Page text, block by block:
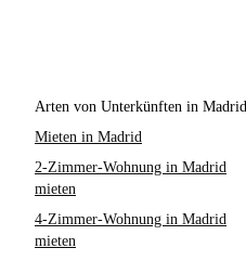
Arten von Unterkünften in Madrid
Mieten in Madrid
2-Zimmer-Wohnung in Madrid
mieten
4-Zimmer-Wohnung in Madrid
mieten